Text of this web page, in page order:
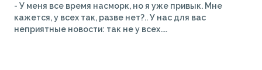
- У меня все время насморк, но я уже привык. Мне
кажется, у всех так, разве нет?.. У нас для вас
неприятные новости: так не у всех....